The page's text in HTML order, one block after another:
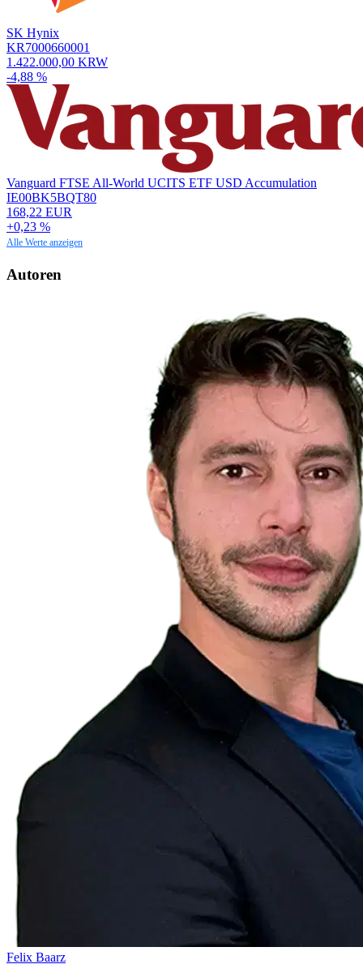
SK Hynix
KR7000660001
1.422.000,00 KRW
-4,88 %
Vanguard FTSE All-World UCITS ETF USD Accumulation
IE00BK5BQT80
168,22 EUR
+0,23 %
Alle Werte anzeigen
Autoren
Felix Baarz